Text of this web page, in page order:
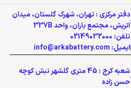
دفتر مرکزی : تهران، شهرک گلستان، میدان
اتریش، مجتمع باران، واحد 337B
تلفن: 02149032000
ایمیل: info@arkabattery.com
شعبه کرج : 45 متری گلشهر نبش کوچه
حسن زاده